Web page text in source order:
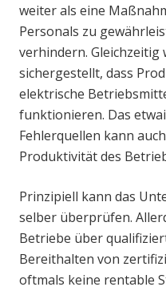
weiter als eine
Personals zu
verhindern.
sichergestellt, dass
elektrische
funktionieren. Das
Fehlerquellen kann
Produktivität des
Prinzipiell kann das
selber überprüfen.
Betriebe über
Bereithalten von
oftmals keine rentable